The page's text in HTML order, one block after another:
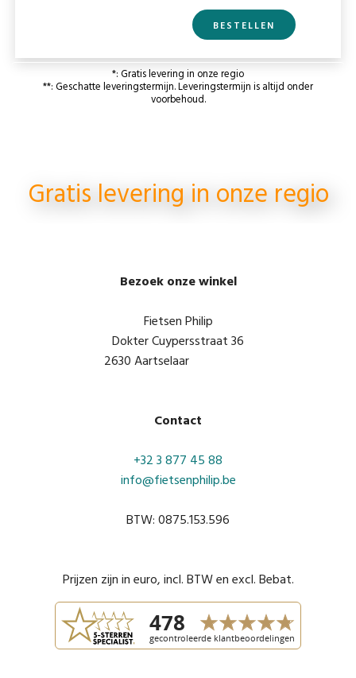
BESTELLEN
*: Gratis levering in onze regio
**: Geschatte leveringstermijn. Leveringstermijn is altijd onder
voorbehoud.
Gratis levering in onze regio
Bezoek onze winkel
Fietsen Philip
Dokter Cuypersstraat 36
2630 Aartselaar
Contact
+32 3 877 45 88
info@fietsenphilip.be
BTW: 0875.153.596
Prijzen zijn in euro, incl. BTW en excl. Bebat.